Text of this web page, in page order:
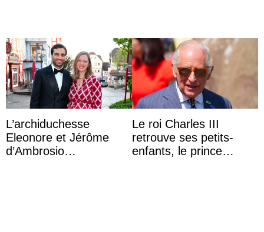
L’archiduchesse
Eleonore et Jérôme
d’Ambrosio
Le roi Charles III
retrouve ses petits-
enfants, le prince